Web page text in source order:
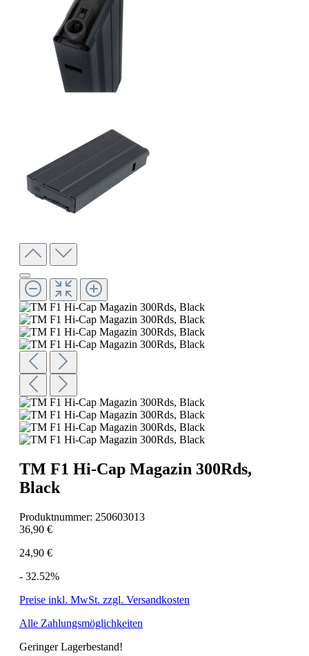
TM F1 Hi-Cap Magazin 300Rds,
Black
Produktnummer: 250603013
36,90 €
24,90 €
- 32.52%
Preise inkl. MwSt. zzgl. Versandkosten
Alle Zahlungsmöglichkeiten
Geringer Lagerbestand!